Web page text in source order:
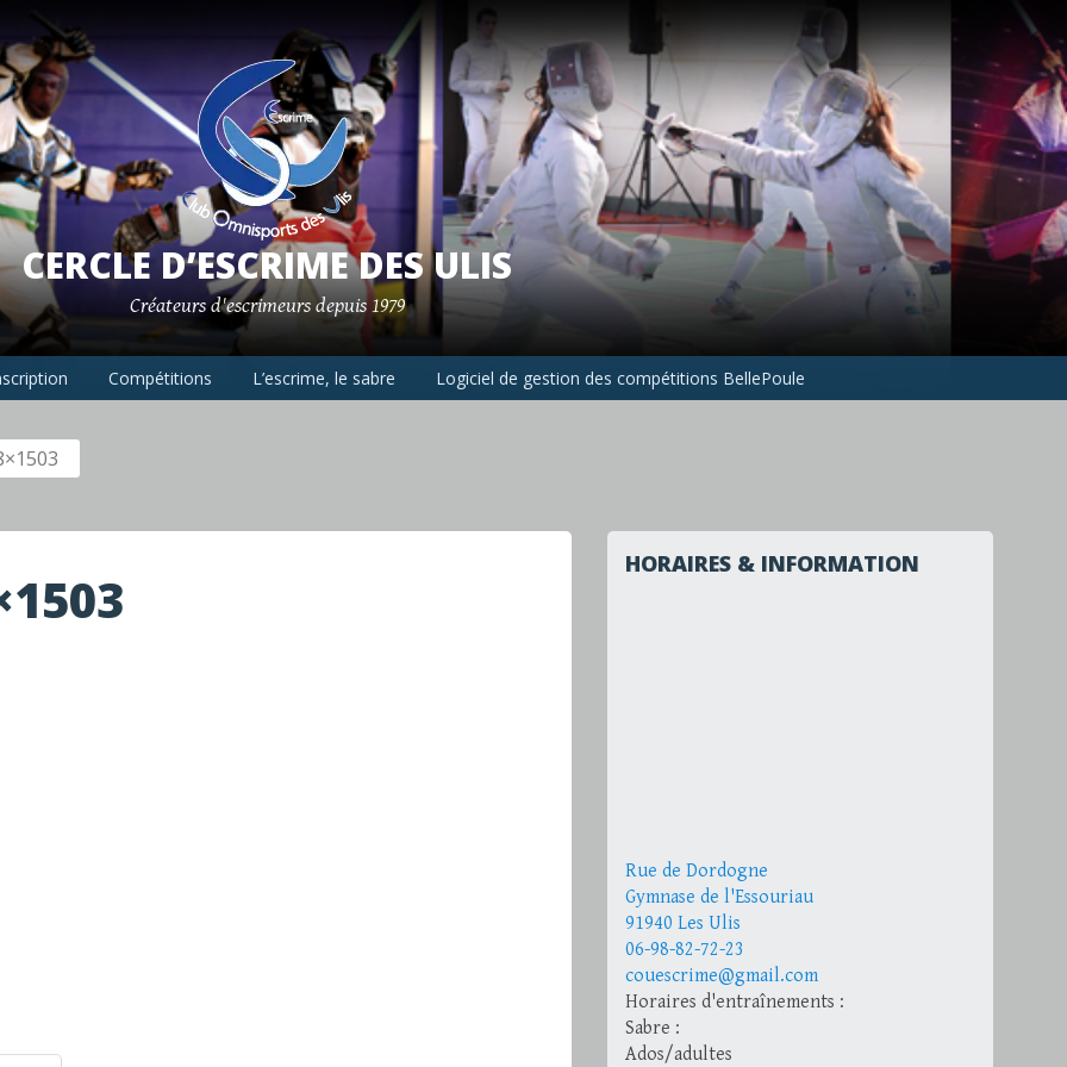
CERCLE D’ESCRIME DES ULIS
Créateurs d'escrimeurs depuis 1979
Compétitions L’escrime, le sabre Logiciel de gestion des compétitions BellePoule
HORAIRES & INFORMATION
Rue de Dordogne
Gymnase de l'Essouriau
91940 Les Ulis
06-98-82-72-23
couescrime@gmail.com
Horaires d'entraînements :
Sabre :
Ados/adultes